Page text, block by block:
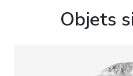
Objets